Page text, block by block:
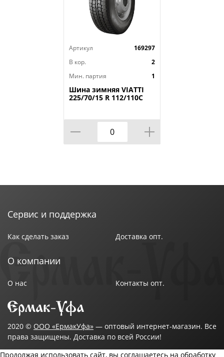
Артикул
169297
В кор.
2
Мин. партия
1
Шина зимняя VIATTI
225/70/15 R 112/110C
Сервис и поддержка
Как сделать заказ Доставка опт.
О компании
О нас Контакты опт.
2020 © ООО «ЕрмакУфа» — оптовый интернет-магазин. Все
права защищены. Доставка по всей России!
Продолжая использовать сайт, вы соглашаетесь на обработку